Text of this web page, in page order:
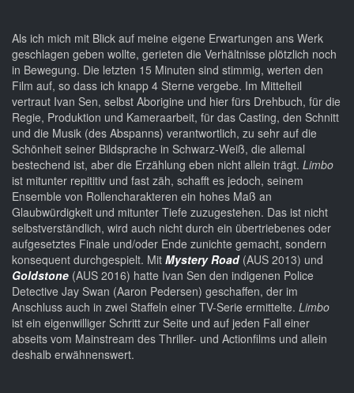
Als ich mich mit Blick auf meine eigene Erwartungen ans Werk
geschlagen geben wollte, gerieten die Verhältnisse plötzlich noch
in Bewegung. Die letzten 15 Minuten sind stimmig, werten den
Film auf, so dass ich knapp 4 Sterne vergebe. Im Mittelteil
vertraut Ivan Sen, selbst Aborigine und hier fürs Drehbuch, für die
Regie, Produktion und Kameraarbeit, für das Casting, den Schnitt
und die Musik (des Abspanns) verantwortlich, zu sehr auf die
Schönheit seiner Bildsprache in Schwarz-Weiß, die allemal
bestechend ist, aber die Erzählung eben nicht allein trägt. Limbo
ist mitunter repititiv und fast zäh, schafft es jedoch, seinem
Ensemble von Rollencharakteren ein hohes Maß an
Glaubwürdigkeit und mitunter Tiefe zuzugestehen. Das ist nicht
selbstverständlich, wird auch nicht durch ein übertriebenes oder
aufgesetztes Finale und/oder Ende zunichte gemacht, sondern
konsequent durchgespielt. Mit Mystery Road(AUS 2013) und
Goldstone (AUS 2016) hatte Ivan Sen den indigenen Police
Detective Jay Swan (Aaron Pedersen) geschaffen, der im
Anschluss auch in zwei Staffeln einer TV-Serie ermittelte. Limbo
ist ein eigenwilliger Schritt zur Seite und auf jeden Fall einer
abseits vom Mainstream des Thriller- und Actionfilms und allein
deshalb erwähnenswert.